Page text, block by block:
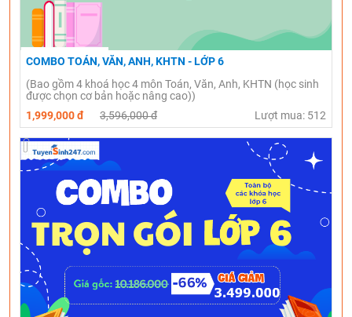
COMBO TOÁN, VĂN, ANH, KHTN - LỚP 6
(Bao gồm 4 khoá học 4 môn Toán, Văn, Anh, KHTN (học sinh
được chọn cơ bản hoặc nâng cao))
1,999,000 đ
3,596,000 đ Lượt mua: 512